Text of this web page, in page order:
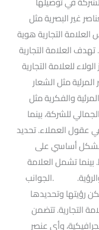
غير البصرية مثل
التجارية هوية
العلامة التجارية
للعلامة التجارية
مثل الشعار
والفكرية مثل
للشركة، بينما
عقول العملاء. تحديد
بشكل أساسي على
بينما تشمل العلامة
والرؤية. .الجوانب
رؤيتها وتحديدها
التجارية. تتضمن
وأي عنصر